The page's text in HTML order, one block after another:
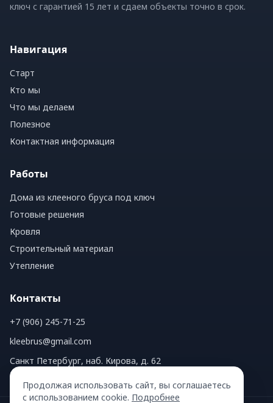
ключ с гарантией 15 лет и сдаем объекты точно в срок.
Навигация
Старт
Кто мы
Что мы делаем
Полезное
Контактная информация
Работы
Дома из клееного бруса под ключ
Готовые решения
Кровля
Строительный материал
Утепление
Контакты
+7 (906) 245-71-25
kleebrus@gmail.com
Санкт Петербург, наб. Кирова, д. 62
Продолжая использовать сайт, вы соглашаетесь
с использованием cookie. Подробнее